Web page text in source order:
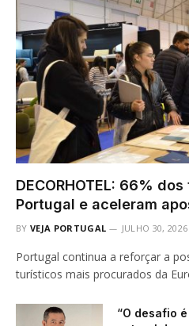
DECORHOTEL: 66%
Portugal e aceleram
BY VEJA PORTUGAL JULHO 30, 2026
Portugal continua a reforçar a
turísticos mais procurados da
“O desafio